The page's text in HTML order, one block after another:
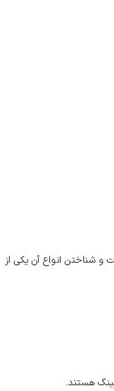
و شناختن انواع آن یکی از
هستند.